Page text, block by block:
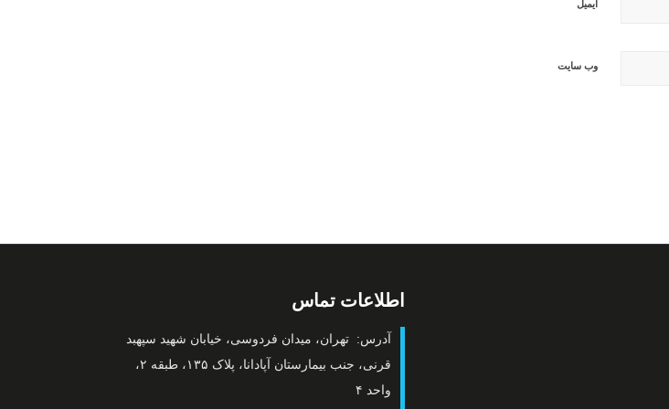
ایمیل
وب‌ سایت
اطلاعات تماس
آدرس: تهران، میدان فردوسی، خیابان شهید سپهبد
قرنی، جنب بیمارستان آپادانا، پلاک ۱۳۵، طبقه ۲،
واحد ۴